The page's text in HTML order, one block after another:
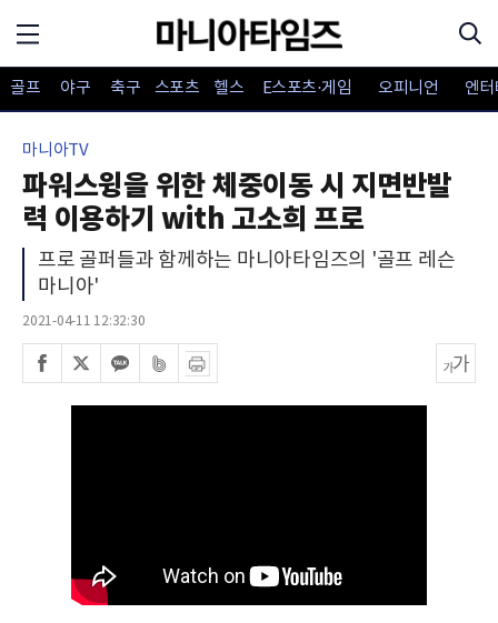
골프 야구 축구 스포츠 헬스 E스포츠·게임 오피니언 엔
마니아TV
파워스윙을 위한 체중이동 시 지면반발
력 이용하기 with 고소희 프로
프로 골퍼들과 함께하는 마니아타임즈의 '골프 레슨
마니아'
2021-04-11 12:32:30